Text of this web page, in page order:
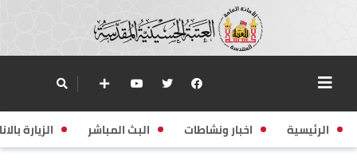
الرئيسية اخبار ونشاطات البث المباشر الزيارة